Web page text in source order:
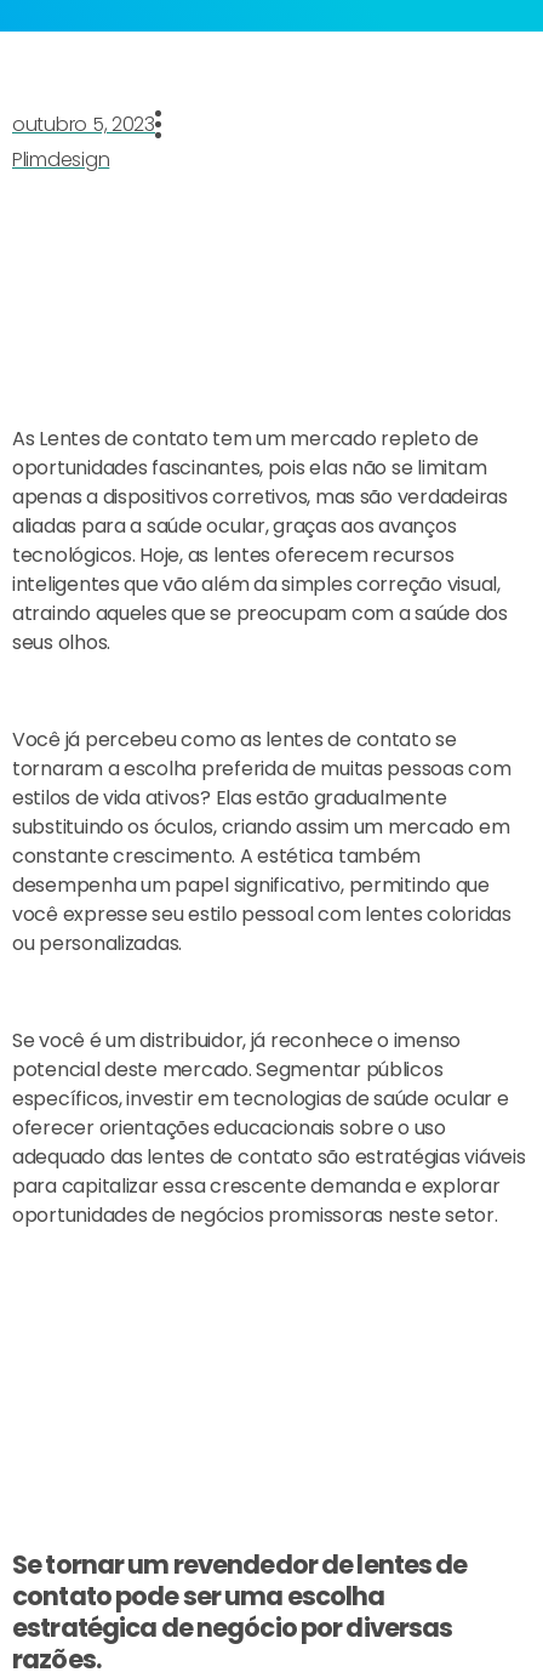
outubro 5, 2023
Plimdesign
As Lentes de contato tem um mercado repleto de
oportunidades fascinantes, pois elas não se limitam
apenas a dispositivos corretivos, mas são verdadeiras
aliadas para a saúde ocular, graças aos avanços
tecnológicos. Hoje, as lentes oferecem recursos
inteligentes que vão além da simples correção visual,
atraindo aqueles que se preocupam com a saúde dos
seus olhos.
Você já percebeu como as lentes de contato se
tornaram a escolha preferida de muitas pessoas com
estilos de vida ativos? Elas estão gradualmente
substituindo os óculos, criando assim um mercado em
constante crescimento. A estética também
desempenha um papel significativo, permitindo que
você expresse seu estilo pessoal com lentes coloridas
ou personalizadas.
Se você é um distribuidor, já reconhece o imenso
potencial deste mercado. Segmentar públicos
específicos, investir em tecnologias de saúde ocular e
oferecer orientações educacionais sobre o uso
adequado das lentes de contato são estratégias viáveis
para capitalizar essa crescente demanda e explorar
oportunidades de negócios promissoras neste setor.
Se tornar um revendedor de lentes de
contato pode ser uma escolha
estratégica de negócio por diversas
razões.